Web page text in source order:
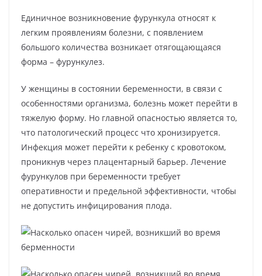
Единичное возникновение фурункула относят к
легким проявлениям болезни, с появлением
большого количества возникает отягощающаяся
форма – фурункулез.
У женщины в состоянии беременности, в связи с
особенностями организма, болезнь может перейти в
тяжелую форму. Но главной опасностью является то,
что патологический процесс что хронизируется.
Инфекция может перейти к ребенку с кровотоком,
проникнув через плацентарный барьер. Лечение
фурункулов при беременности требует
оперативности и предельной эффективности, чтобы
не допустить инфицирования плода.